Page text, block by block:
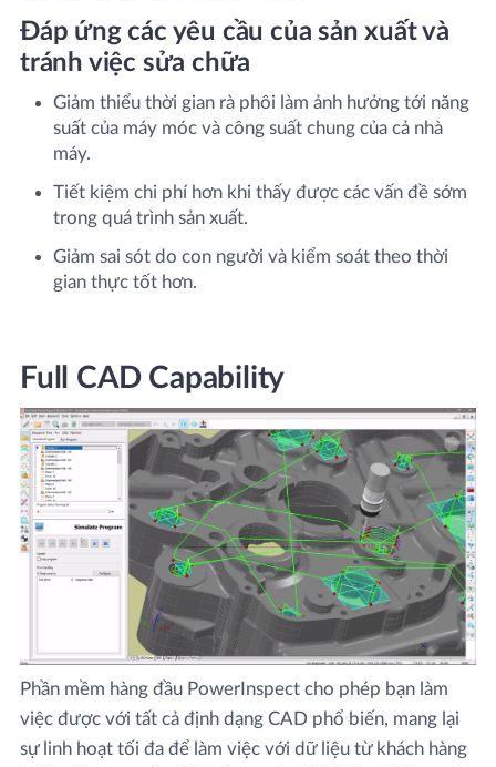
Đáp ứng các yêu cầu của sản xuất và
tránh việc sửa chữa
Giảm thiểu thời gian rà phôi làm ảnh hưởng tới năng
suất của máy móc và công suất chung của cả nhà
máy.
Tiết kiệm chi phí hơn khi thấy được các vấn đề sớm
trong quá trình sản xuất.
Giảm sai sót do con người và kiểm soát theo thời
gian thực tốt hơn.
Full CAD Capability
Phần mềm hàng đầu PowerInspect cho phép bạn làm
việc được với tất cả định dạng CAD phổ biến, mang lại
sự linh hoạt tối đa để làm việc với dữ liệu từ khách hàng